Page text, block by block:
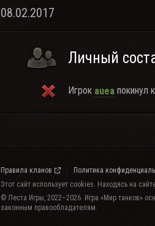
08.02.2017
Личный
Игрок auea покинул
Правила кланов Политика
Этот сайт использует cookies. Находясь на
© Леста Игры, 2022–2026. Игра «Мир танков»
законным правообладателям.